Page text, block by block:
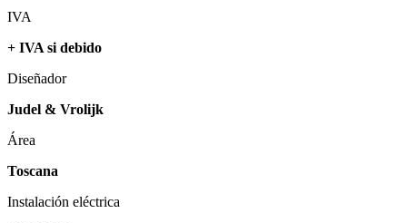
IVA
+ IVA si debido
Diseñador
Judel & Vrolijk
Área
Toscana
Instalación eléctrica